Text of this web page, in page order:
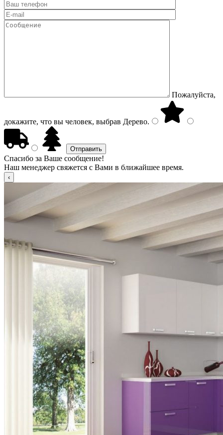
Пожалуйста,
докажите, что вы человек, выбрав Дерево.
Спасибо за Ваше сообщение!
Наш менеджер свяжется с Вами в ближайшее время.